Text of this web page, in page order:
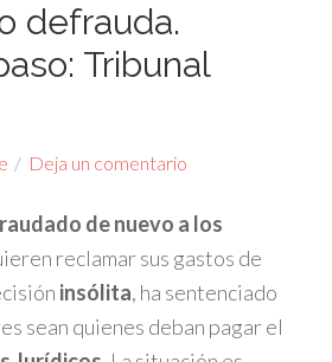
defrauda.
Tribunal
Deja un comentario
de nuevo a los
reclamar sus gastos de
insólita, ha sentenciado
sean quienes deban pagar el